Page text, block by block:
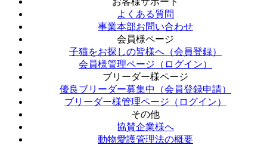
よくある質問
事業本部お問い合わせ
会員様ページ
子猫をお探しの皆様へ（会員登録）
会員様管理ページ（ログイン）
ブリーダー様ページ
優良ブリーダー募集中（会員登録申請）
ブリーダー様管理ページ（ログイン）
その他
協賛企業様へ
動物愛護管理法の概要